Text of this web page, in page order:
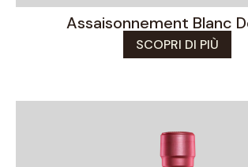
Assaisonnement Blanc
SCOPRI DI PIÙ